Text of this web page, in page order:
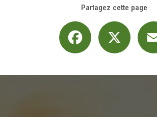
Partagez cette page
Facebook